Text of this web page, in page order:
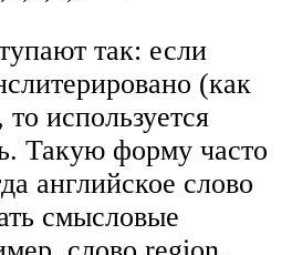
так: если
(как
используется
Такую форму часто
английское слово
смысловые